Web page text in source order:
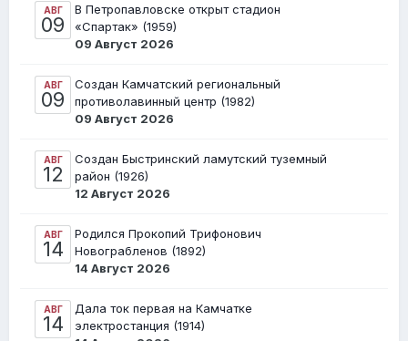
АВГ
09
В Петропавловске открыт стадион
«Спартак» (1959)
09 Август 2026
АВГ
09
Создан Камчатский региональный
противолавинный центр (1982)
09 Август 2026
АВГ
12
Создан Быстринский ламутский туземный
район (1926)
12 Август 2026
АВГ
14
Родился Прокопий Трифонович
Новограбленов (1892)
14 Август 2026
АВГ
14
Дала ток первая на Камчатке
электростанция (1914)